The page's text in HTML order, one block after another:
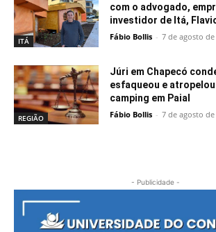
ITÁ
com o advogado,
investidor de Itá,
Fábio Bollis - 7 de agosto de
REGIÃO
Júri em Chapecó
esfaqueou e atropelou
camping em Paial
Fábio Bollis - 7 de agosto de
- Publicidade -